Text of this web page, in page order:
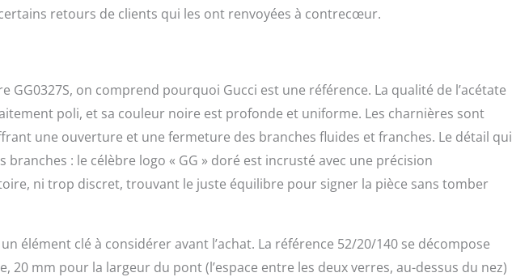
retours de clients qui les ont renvoyées à contrecœur.
GG0327S, on comprend pourquoi Gucci est une référence. La qualité de l’acétate
poli, et sa couleur noire est profonde et uniforme. Les charnières sont
une ouverture et une fermeture des branches fluides et franches. Le détail qui
: le célèbre logo « GG » doré est incrusté avec une précision
ni trop discret, trouvant le juste équilibre pour signer la pièce sans tomber
élément clé à considérer avant l’achat. La référence 52/20/140 se décompose
20 mm pour la largeur du pont (l’espace entre les deux verres, au-dessus du nez)